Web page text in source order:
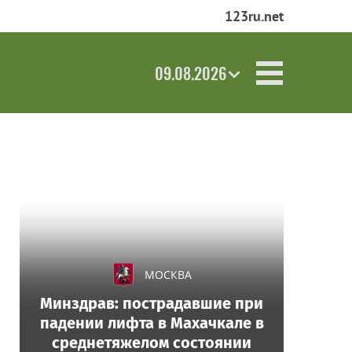
123ru.net
09.08.2026
МОСКВА
Минздрав: пострадавшие при
падении лифта в Махачкале в
среднетяжелом состоянии